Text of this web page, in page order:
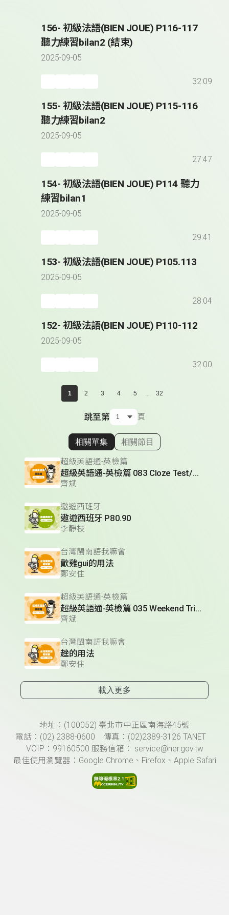
156- 初級法語(BIEN JOUE) P116-117
聽力練習bilan2 (結束)
2025-09-05
32:09
155- 初級法語(BIEN JOUE) P115-116
聽力練習bilan2
2025-09-05
27:47
154- 初級法語(BIEN JOUE) P114 聽力
練習bilan1
2025-09-05
29:41
153- 初級法語(BIEN JOUE) P105.113
2025-09-05
28:04
152- 初級法語(BIEN JOUE) P110-112
2025-09-05
32:00
1 2 3 4 5 ... 32
跳至第 頁
顯示相關單集
相關單集 相關節目
超級英語通-英檢篇
超級英語通-英檢篇 083 Cloze Test/段落填空-13
齊斌
遨遊西班牙
遨遊西班牙 P80.90
李靜枝
台灣閩南語我嘛會
歕雞gui的用法
鄭安住
超級英語通-英檢篇
超級英語通-英檢篇 035 Weekend Trip- 週末旅遊
齊斌
台灣閩南語我嘛會
趖的用法
鄭安住
載入更多
頁尾資訊地址：(100052) 臺北市中正區南海路45號
電話：(02) 2388-0600 傳真：(02)2389-3126 TANET
VOIP：99160500 服務信箱： service@ner.gov.tw
最佳使用瀏覽器：Google Chrome、Firefox、Apple Safari